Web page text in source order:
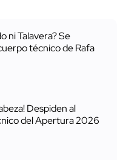
ni Talavera? Se
técnico de Rafa
Despiden al
del Apertura 2026